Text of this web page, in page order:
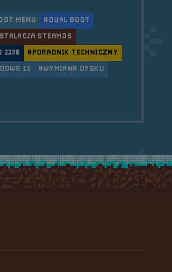
MENU #DUAL BOOT
STEAMOS
2230 #PORADNIK TECHNICZNY
11 #WYMIANA DYSKU
nowym dysku (1 TB) – Asus ROG Ally